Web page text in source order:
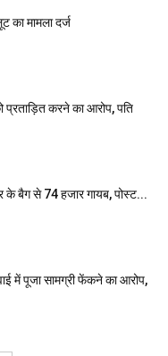
का मामला दर्ज
प्रताड़ित करने का आरोप, पति
के बैग से ₹74 हजार गायब, पोस्ट...
में पूजा सामग्री फेंकने का आरोप,